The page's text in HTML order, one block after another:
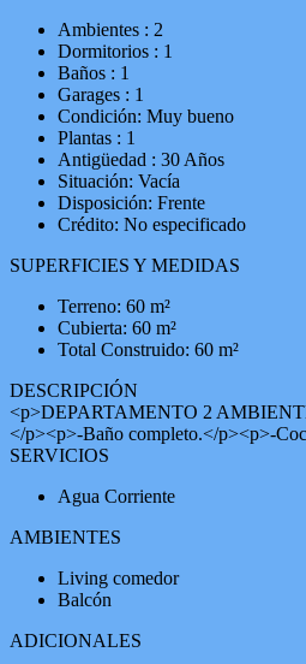
Ambientes : 2
Dormitorios : 1
Baños : 1
Garages : 1
Condición: Muy bueno
Plantas : 1
Antigüedad : 30 Años
Situación: Vacía
Disposición: Frente
Crédito: No especificado
SUPERFICIES Y MEDIDAS
Terreno: 60 m²
Cubierta: 60 m²
Total Construido: 60 m²
DESCRIPCIÓN
<p>DEPARTAMENTO 2
</p><p>-Baño completo.</p><p>-
SERVICIOS
Agua Corriente
AMBIENTES
Living comedor
Balcón
ADICIONALES